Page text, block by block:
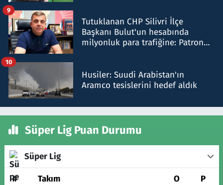
Tutuklanan CHP Silivri İlçe
Başkanı Bulut'un hesabında
milyonluk para trafiğine: Patron
9
Husiler: Suudi Arabistan'ın
Aramco tesislerini hedef aldık
10
Süper Lig Puan Durumu
Süper Lig
# Takım O P